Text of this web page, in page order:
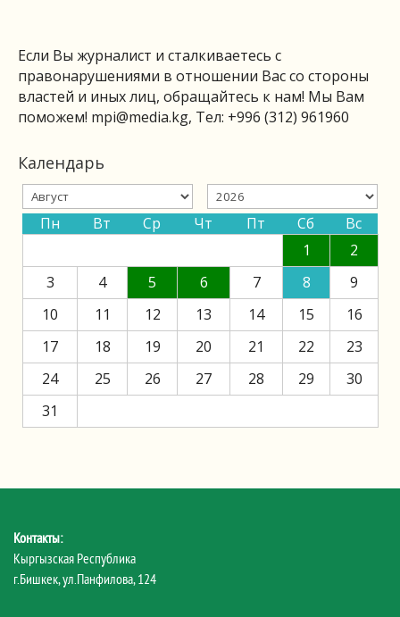
Если Вы журналист и сталкиваетесь с
правонарушениями в отношении Вас со стороны
властей и иных лиц, обращайтесь к нам! Мы Вам
поможем! mpi@media.kg, Тел: +996 (312) 961960
Календарь
Пн Вт Ср Чт Пт Сб
Вс
1
2
3
4 5 6 7 8
9
10
11 12 13 14 15
16
17
18 19 20 21 22
23
24
25 26 27 28 29
30
31
Контакты:
Кыргызская Республика
г.Бишкек, ул.Панфилова, 124